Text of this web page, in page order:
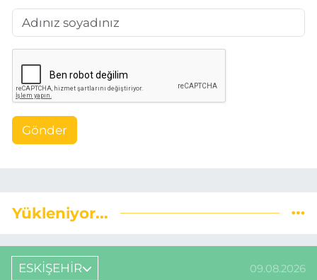
Gönder
Yükleniyor...
ESKİŞEHİR 09.08.2026